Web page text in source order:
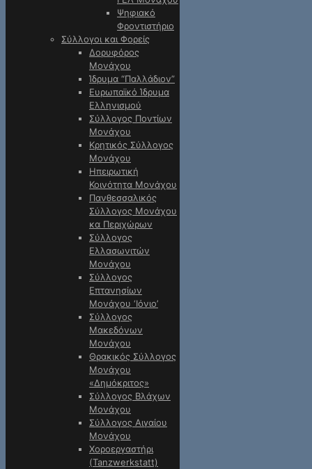
Ψηφιακό
Φροντιστήριο
Σύλλογοι και Φορείς
Δορυφόρος
Μονάχου
Ίδρυμα “Παλλάδιον”
Ευρωπαϊκό Ίδρυμα
Ελληνισμού
Σύλλογος Ποντίων
Μονάχου
Κρητικός Σύλλογος
Μονάχου
Ηπειρωτική
Κοινότητα Μονάχου
Πανθεσσαλικός
Σύλλογος Μονάχου
κα Περιχώρων
Σύλλογος
Ελλασωνιτών
Μονάχου
Σύλλογος
Επτανησίων
Μονάχου ‘Ιόνιο’
Σύλλογος
Μακεδόνων
Μονάχου
Θρακικός Σύλλογος
Μονάχου
«Δημόκριτος»
Σύλλογος Βλάχων
Μονάχου
Σύλλογος Αιγαίου
Μονάχου
Χοροεργαστήρι
(Tanzwerkstatt)